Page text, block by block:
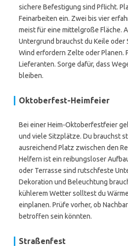
sichere Befestigung sind Pflicht.
Feinarbeiten ein. Zwei bis vier
meist für eine mittelgroße Fläche.
Untergrund brauchst du Keile oder
Wind erfordern Zelte oder Planen.
Lieferanten. Sorge dafür, dass
bleiben.
Oktoberfest-Heimfeier
Bei einer Heim-Oktoberfestfeier
und viele Sitzplätze. Du brauchst
ausreichend Platz zwischen den
Helfern ist ein reibungsloser
oder Terrasse sind rutschfeste
Dekoration und Beleuchtung
kühlerem Wetter solltest du
einplanen. Prüfe vorher, ob
betroffen sein könnten.
Straßenfest